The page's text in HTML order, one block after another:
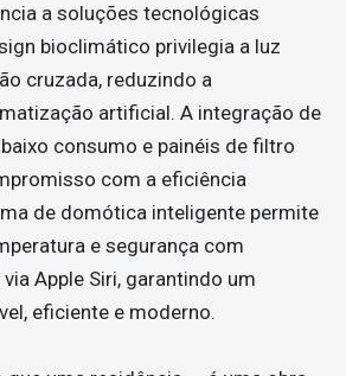
a soluções tecnológicas
bioclimático privilegia a luz
cruzada, reduzindo a
artificial. A integração de
consumo e painéis de filtro
com a eficiência
de domótica inteligente permite
e segurança com
Apple Siri, garantindo um
eficiente e moderno.